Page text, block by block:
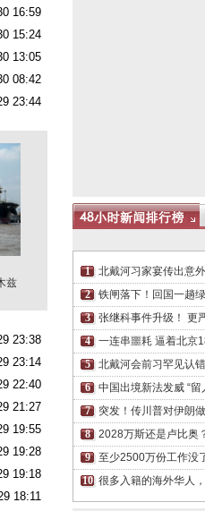
16:59
15:24
13:05
08:42
23:44
兹
23:38
23:14
22:40
21:27
19:55
19:28
19:18
18:11
北戴河习家宴传出意
铁闸落下！回国一趟
张继科事件升级！ 更
一连串噩耗 逼着北京
北戴河会前习罕见认
中国出境新法发威 “留
突发！传川普对伊朗
2028万斯还是卢比奥
至少2500万份工作没
很多入籍的海外华人